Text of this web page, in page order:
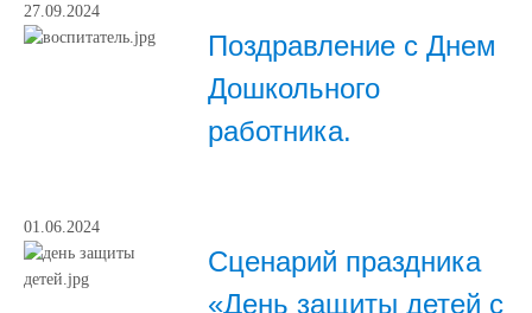
27.09.2024
Поздравление с Днем
Дошкольного
работника.
01.06.2024
Сценарий праздника
«День защиты детей с